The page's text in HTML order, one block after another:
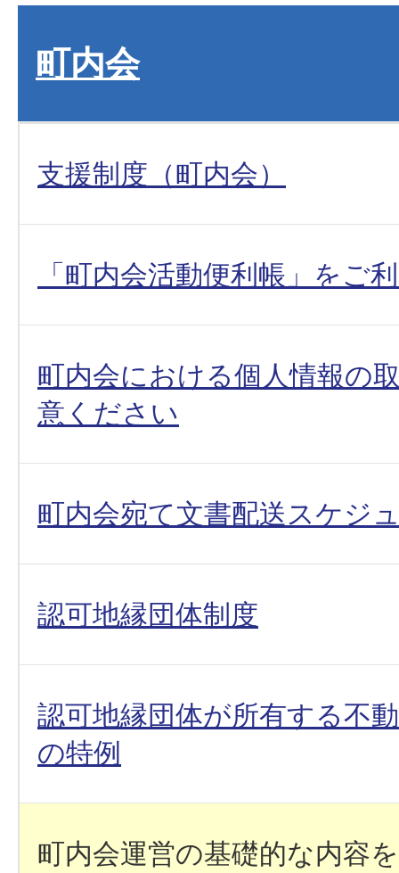
町内会
支援制度（町内会）
「町内会活動便利帳」をご
町内会における個人情報の
意ください
町内会宛て文書配送スケジ
認可地縁団体制度
認可地縁団体が所有する不
の特例
町内会運営の基礎的な内容